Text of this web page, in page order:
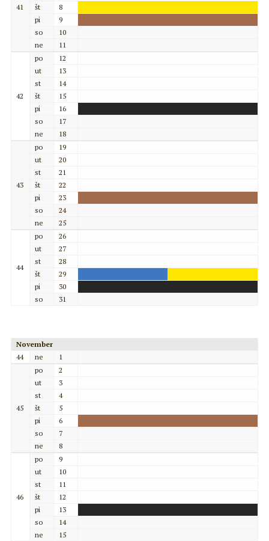
41
št
8
pi
9
so
10
ne
11
42
po
12
ut
13
st
14
št
15
pi
16
so
17
ne
18
43
po
19
ut
20
st
21
št
22
pi
23
so
24
ne
25
44
po
26
ut
27
st
28
št
29
pi
30
so
31
November
44
ne 1
45
po
2
ut
3
st
4
št
5
pi
6
so
7
ne
8
46
po
9
ut
10
st
11
št
12
pi
13
so
14
ne
15